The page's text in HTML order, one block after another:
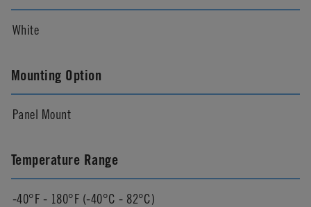
White
Mounting Option
Panel Mount
Temperature Range
-40°F - 180°F (-40°C - 82°C)